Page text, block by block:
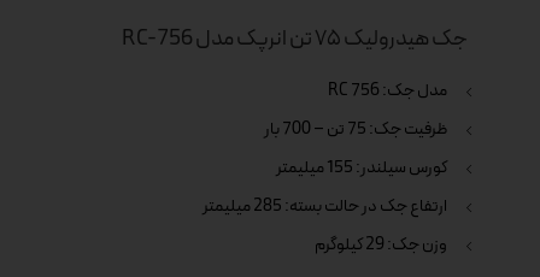
جک هیدرولیک ۷۵ تن انرپک مدل RC-756
مدل جک: RC 756
ظرفیت جک: 75 تن – 700 بار
کورس سیلندر: 155 میلیمتر
ارتفاع جک در حالت بسته: 285 میلیمتر
وزن جک: 29 کیلوگرم